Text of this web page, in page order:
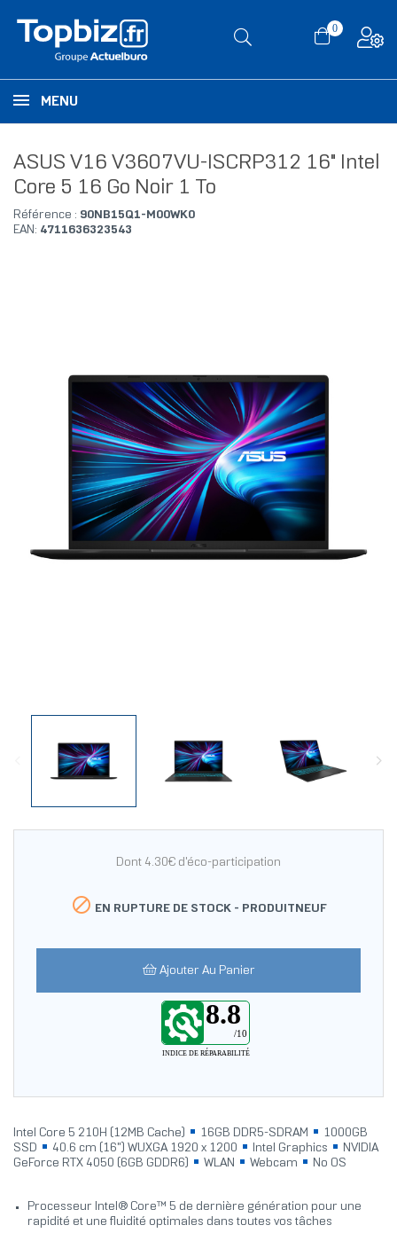
0
MENU
ASUS V16 V3607VU-ISCRP312 16" Intel
Core 5 16 Go Noir 1 To
Référence : 90NB15Q1-M00WK0
EAN: 4711636323543
Dont 4.30€ d'éco-participation
 EN RUPTURE DE STOCK - PRODUITNEUF
Ajouter Au Panier
8.8
/10
INDICE DE RÉPARABILITÉ
Intel Core 5 210H (12MB Cache) 16GB DDR5-SDRAM
1000GB
SSD
40.6 cm (16") WUXGA 1920 x 1200 Intel Graphics
NVIDIA
GeForce RTX 4050 (6GB GDDR6)
WLAN Webcam No OS
Processeur Intel® Core™ 5 de dernière génération pour une
rapidité et une fluidité optimales dans toutes vos tâches